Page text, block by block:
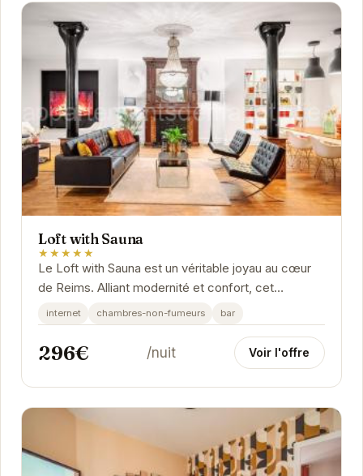
Loft with Sauna
★★★★★
Le Loft with Sauna est un véritable joyau au cœur
de Reims. Alliant modernité et confort, cet
appartement offre un espace de vie spacieux et...
internet chambres-non-fumeurs bar
296€ /nuit Voir l'offre